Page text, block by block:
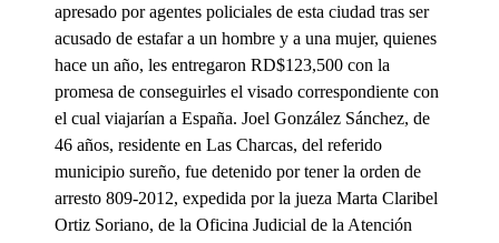
apresado por agentes policiales de esta ciudad tras ser
acusado de estafar a un hombre y a una mujer, quienes
hace un año, les entregaron RD$123,500 con la
promesa de conseguirles el visado correspondiente con
el cual viajarían a España. Joel González Sánchez, de
46 años, residente en Las Charcas, del referido
municipio sureño, fue detenido por tener la orden de
arresto 809-2012, expedida por la jueza Marta Claribel
Ortiz Soriano, de la Oficina Judicial de la Atención